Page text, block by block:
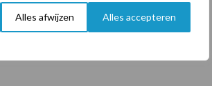
Alles afwijzen Alles accepteren
Tien praktische tips voor een